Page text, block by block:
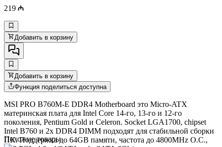
219
Добавить в корзину
Добавить в корзину
Функция поделиться доступна
MSI PRO B760M-E DDR4 Motherboard это Micro-ATX
материнская плата для Intel Core 14-го, 13-го и 12-го
поколения, Pentium Gold и Celeron. Socket LGA1700, chipset
Intel B760 и 2x DDR4 DIMM подходят для стабильной сборки
ПК. Поддержка до 64GB памяти, частота до 4800MHz O.C.,
Похожие товары